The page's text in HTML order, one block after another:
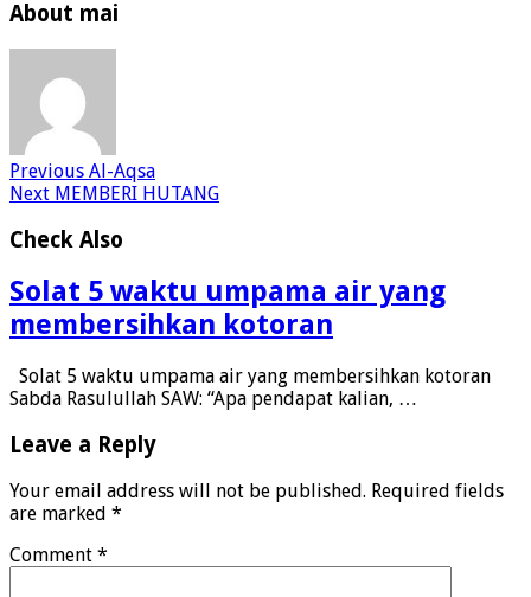
About mai
Previous Al-Aqsa
Next MEMBERI HUTANG
Check Also
Solat 5 waktu umpama air yang
membersihkan kotoran
Solat 5 waktu umpama air yang membersihkan kotoran
Sabda Rasulullah SAW: “Apa pendapat kalian, …
Leave a Reply
Your email address will not be published. Required fields
are marked *
Comment *